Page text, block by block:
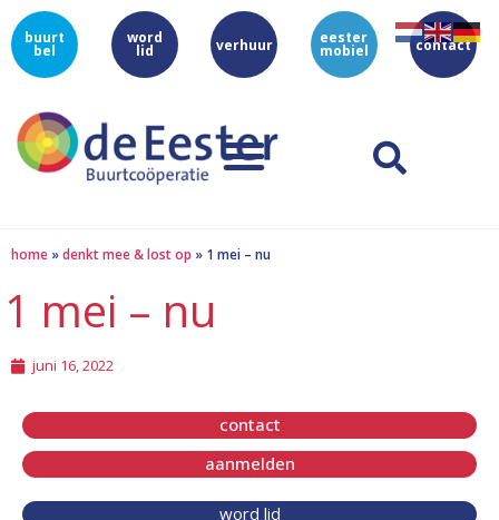
buurt
bel
word
lid verhuur eester
mobiel contact
home »denkt mee & lost op » 1 mei – nu
1 mei – nu
juni 16, 2022
contact
aanmelden
word lid